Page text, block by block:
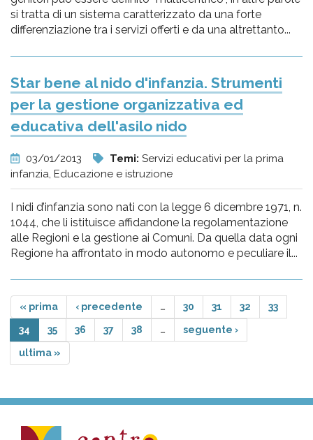
si tratta di un sistema caratterizzato da una forte
differenziazione tra i servizi offerti e da una altrettanto...
Star bene al nido d'infanzia. Strumenti
per la gestione organizzativa ed
educativa dell'asilo nido
03/01/2013 Temi: Servizi educativi per la prima
infanzia, Educazione e istruzione
I nidi d’infanzia sono nati con la legge 6 dicembre 1971, n.
1044, che li istituisce affidandone la regolamentazione
alle Regioni e la gestione ai Comuni. Da quella data ogni
Regione ha affrontato in modo autonomo e peculiare il...
« prima ‹ precedente … 30 31 32 33
34 35 36 37 38 … seguente ›
ultima »